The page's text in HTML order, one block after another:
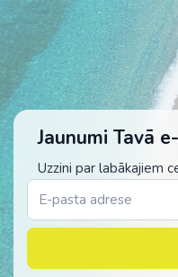
Jaunumi Tavā
Uzzini par labākajiem